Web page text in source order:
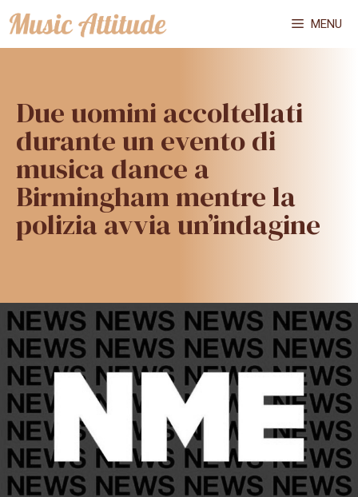
Vai
al
MENU
Due uomini accoltellati
durante un evento di
musica dance a
Birmingham mentre la
polizia avvia un’indagine